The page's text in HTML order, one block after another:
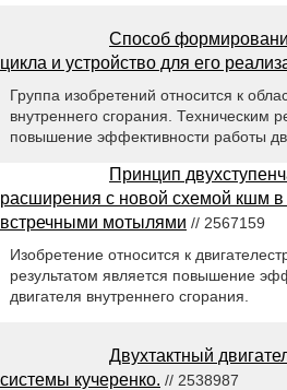
Способ
цикла и устройство для его
Группа изобретений относится к
внутреннего сгорания. Техническим
повышение эффективности работы
Принцип
расширения с новой схемой кшм в
встречными мотылями // 2567159
Изобретение относится к
результатом является повышение
двигателя внутреннего сгорания.
Двухтактный
системы кучеренко. // 2538987